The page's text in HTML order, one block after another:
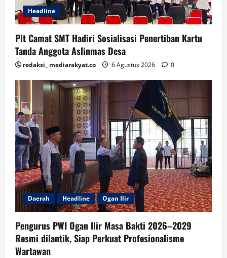
Headline
Plt Camat SMT Hadiri Sosialisasi Penertiban Kartu
Tanda Anggota Aslinmas Desa
redaksi_ mediarakyat.co 6 Agustus 2026 0
Daerah Headline Ogan Ilir
Pengurus PWI Ogan Ilir Masa Bakti 2026–2029
Resmi dilantik, Siap Perkuat Profesionalisme
Wartawan